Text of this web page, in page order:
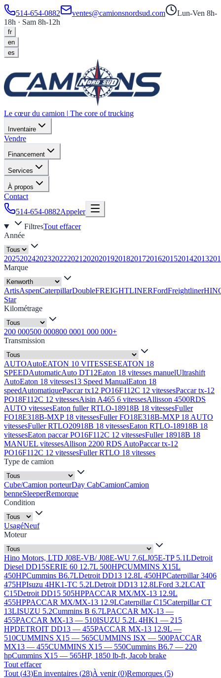
514-654-0882 ventes@camionsnordsud.com
Lun-Ven 8h-
18h · Sam 8h-12h
fr
en
es
Le cœur du camion | The core of trucking
Inventaire
Vendre
Financement
Services
À propos
Contact
514-654-0882Appeler
FiltresTout effacer
Année
20252024202320222021 20202019201820172016201520142013
Marque
ArtisAspenCaterpillarDoubleFREIGHTLINERFordFreightliner
Star
Kilométrage
200 000500 000800 0001 000 000+
Transmission
AUTOAutoEATON 10 VITESSESEATON 18
SPEEDAutomaticAuto DT12Eaton 18 vitesses manuelUltrashift
AutoEaton 18 vitesses13 Speed ManualEaton 18
speedAutomatiquePaccar tx12 PO16F112C 12 vitessesPaccar tx-12
PO18F112C 12 vitessesAisin A465 6 vitessesAllisson 4500RDS
AUTO vitessesEaton fuller RTLO-18918B 18 vitessesFuller
FO18E318B-MXP 18 vitessesFuller FO18E318B-MXP 18 AUTO
vitessesFuller RTLO20918B 18 vitessesEaton RTLO-18918B 18
vitessesEaton paccar PO16F112C 12 vitessesFuller 18918B 18
MANUEL vitessesAllison 2200 RDS AutoPaccar tx-12
PO16F112C 12 vitessesFuller RTLO 18 vitesses
Type de camion
Cube/Camion porteurDay CabCamionCamion
benneSleeperRemorque
Condition
UsagéNeuf
Moteur
Hino Motors, LTD J08E-VB/ J08E-WU 7.6LJ05E-TP 5.1LDetroit
Diesel DD15SERIE 60 12.7L 500HPCUMMINS X15L
450HPCummins B6.7LDetroit DD13 12.8L 450HPCaterpillar 3406
475HPIsuzu 4HK1-TC 5.2LDetroit DD13 12.8LFord 3.2LCAT
C15Detroit DD15 505HPPACCAR MX/MX-13 12.9L
455HPPACCAR MX/MX-13 12.9LCaterpillar C15Caterpillar CT
13LISUZU 5.2Cummins B 6.7LPACCAR MX-13 —
455PACCAR MX-13 — 510ISUZU 5.2L 4HK1 — 215
HPDETROIT DD13 — 455PACCAR MX-13 12.9L —
510CUMMINS X15 — 565CUMMINS ISX — 500PACCAR
MX13 — 455CUMMINS X15 — 550Cummins B6.7 — 220
hpCummins X15 — 565HP, 1850 lb-ft, Jacob brake
Tout effacer
Tout (43)En inventaires (28)À venir (0)Remorques (5)